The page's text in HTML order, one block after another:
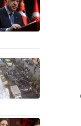
میں